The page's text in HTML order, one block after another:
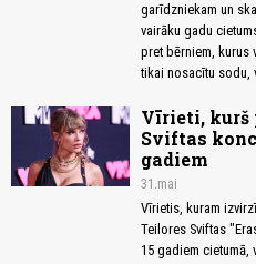
garīdzniekam un
vairāku gadu
pret bērniem, kurus
tikai nosacītu sodu,
Vīrieti, kurš
Sviftas
gadiem
31.mai
Vīrietis, kuram
Teilores Sviftas
15 gadiem cietumā,